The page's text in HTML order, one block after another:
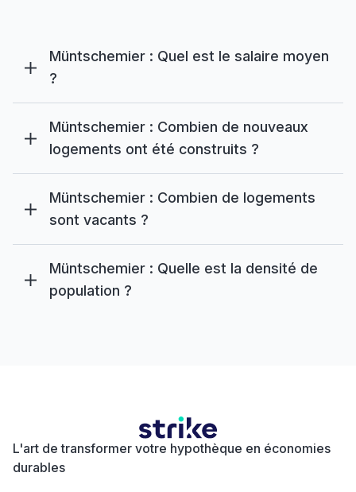
Müntschemier : Quel est le salaire moyen
?
Müntschemier : Combien de nouveaux
logements ont été construits ?
Müntschemier : Combien de logements
sont vacants ?
Müntschemier : Quelle est la densité de
population ?
L'art de transformer votre hypothèque en économies
durables